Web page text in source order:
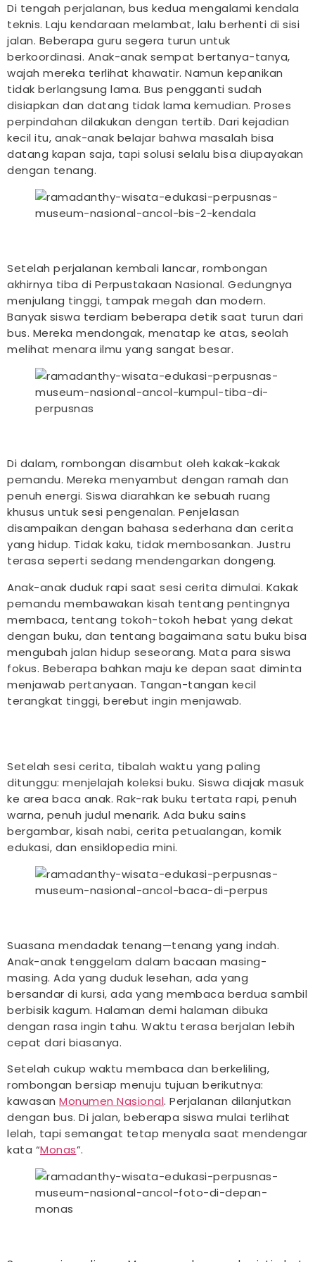
Di tengah perjalanan, bus kedua mengalami kendala
teknis. Laju kendaraan melambat, lalu berhenti di sisi
jalan. Beberapa guru segera turun untuk
berkoordinasi. Anak-anak sempat bertanya-tanya,
wajah mereka terlihat khawatir. Namun kepanikan
tidak berlangsung lama. Bus pengganti sudah
disiapkan dan datang tidak lama kemudian. Proses
perpindahan dilakukan dengan tertib. Dari kejadian
kecil itu, anak-anak belajar bahwa masalah bisa
datang kapan saja, tapi solusi selalu bisa diupayakan
dengan tenang.
Setelah perjalanan kembali lancar, rombongan
akhirnya tiba di Perpustakaan Nasional. Gedungnya
menjulang tinggi, tampak megah dan modern.
Banyak siswa terdiam beberapa detik saat turun dari
bus. Mereka mendongak, menatap ke atas, seolah
melihat menara ilmu yang sangat besar.
Di dalam, rombongan disambut oleh kakak-kakak
pemandu. Mereka menyambut dengan ramah dan
penuh energi. Siswa diarahkan ke sebuah ruang
khusus untuk sesi pengenalan. Penjelasan
disampaikan dengan bahasa sederhana dan cerita
yang hidup. Tidak kaku, tidak membosankan. Justru
terasa seperti sedang mendengarkan dongeng.
Anak-anak duduk rapi saat sesi cerita dimulai. Kakak
pemandu membawakan kisah tentang pentingnya
membaca, tentang tokoh-tokoh hebat yang dekat
dengan buku, dan tentang bagaimana satu buku bisa
mengubah jalan hidup seseorang. Mata para siswa
fokus. Beberapa bahkan maju ke depan saat diminta
menjawab pertanyaan. Tangan-tangan kecil
terangkat tinggi, berebut ingin menjawab.
Setelah sesi cerita, tibalah waktu yang paling
ditunggu: menjelajah koleksi buku. Siswa diajak masuk
ke area baca anak. Rak-rak buku tertata rapi, penuh
warna, penuh judul menarik. Ada buku sains
bergambar, kisah nabi, cerita petualangan, komik
edukasi, dan ensiklopedia mini.
Suasana mendadak tenang—tenang yang indah.
Anak-anak tenggelam dalam bacaan masing-
masing. Ada yang duduk lesehan, ada yang
bersandar di kursi, ada yang membaca berdua sambil
berbisik kagum. Halaman demi halaman dibuka
dengan rasa ingin tahu. Waktu terasa berjalan lebih
cepat dari biasanya.
Setelah cukup waktu membaca dan berkeliling,
rombongan bersiap menuju tujuan berikutnya:
kawasan Monumen Nasional. Perjalanan dilanjutkan
dengan bus. Di jalan, beberapa siswa mulai terlihat
lelah, tapi semangat tetap menyala saat mendengar
kata “Monas”.